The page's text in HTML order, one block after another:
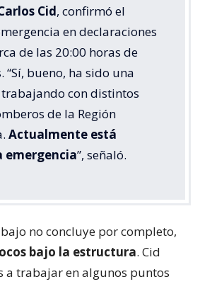
Cid, confirmó el
en declaraciones
de las 20:00 horas de
“Sí, bueno, ha sido una
con distintos
de la Región
Actualmente está
emergencia”, señaló.
no concluye por completo,
bajo la estructura. Cid
a trabajar en algunos puntos